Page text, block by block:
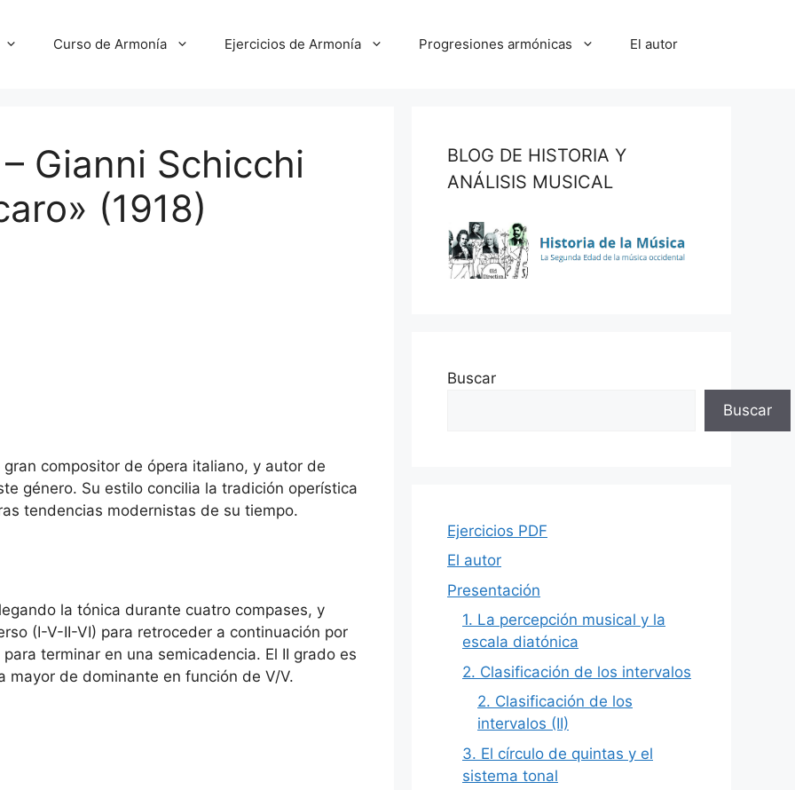
Curso de Armonía Ejercicios de Armonía Progresiones armónicas El autor
Gianni Schicchi
(1918)
compositor de ópera italiano, y autor de
género. Su estilo concilia la tradición operística
tendencias modernistas de su tiempo.
la tónica durante cuatro compases, y
(I-V-II-VI) para retroceder a continuación por
terminar en una semicadencia. El II grado es
mayor de dominante en función de V/V.
BLOG DE HISTORIA Y
ANÁLISIS MUSICAL
Buscar
Buscar
Ejercicios PDF
El autor
Presentación
1. La percepción musical y la
escala diatónica
2. Clasificación de los intervalos
2. Clasificación de los
intervalos (II)
3. El círculo de quintas y el
sistema tonal